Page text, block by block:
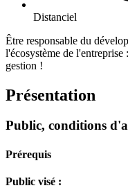
Distanciel
Être responsable du
l'écosystème de
gestion !
Présentation
Public, conditions
Prérequis
Public visé :